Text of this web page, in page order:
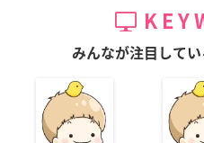
みんなが注目して